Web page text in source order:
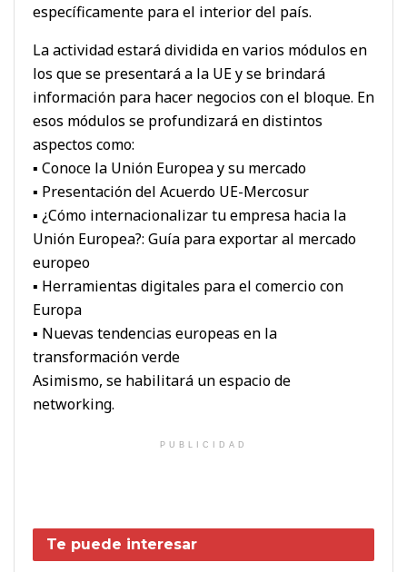
específicamente para el interior del país.
La actividad estará dividida en varios módulos en
los que se presentará a la UE y se brindará
información para hacer negocios con el bloque. En
esos módulos se profundizará en distintos
aspectos como:
▪ Conoce la Unión Europea y su mercado
▪ Presentación del Acuerdo UE-Mercosur
▪ ¿Cómo internacionalizar tu empresa hacia la
Unión Europea?: Guía para exportar al mercado
europeo
▪ Herramientas digitales para el comercio con
Europa
▪ Nuevas tendencias europeas en la
transformación verde
Asimismo, se habilitará un espacio de
networking.
PUBLICIDAD
Te puede interesar